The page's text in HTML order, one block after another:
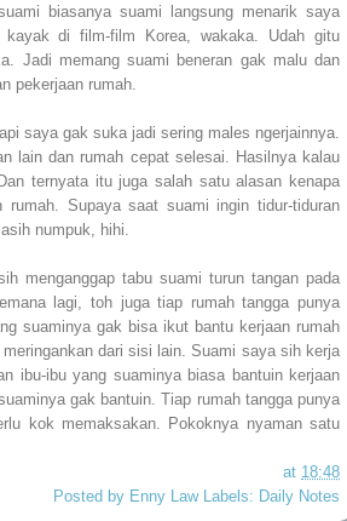
biasanya suami langsung menarik saya
di film-film Korea, wakaka. Udah gitu
Jadi memang suami beneran gak malu dan
pekerjaan rumah.
saya gak suka jadi sering males ngerjainnya.
lain dan rumah cepat selesai. Hasilnya kalau
ternyata itu juga salah satu alasan kenapa
rumah. Supaya saat suami ingin tidur-tiduran
numpuk, hihi.
menganggap tabu suami turun tangan pada
lagi, toh juga tiap rumah tangga punya
suaminya gak bisa ikut bantu kerjaan rumah
dari sisi lain. Suami saya sih kerja
ibu-ibu yang suaminya biasa bantuin kerjaan
gak bantuin. Tiap rumah tangga punya
kok memaksakan. Pokoknya nyaman satu
at 18:48
Posted by Enny Law Labels: Daily Notes